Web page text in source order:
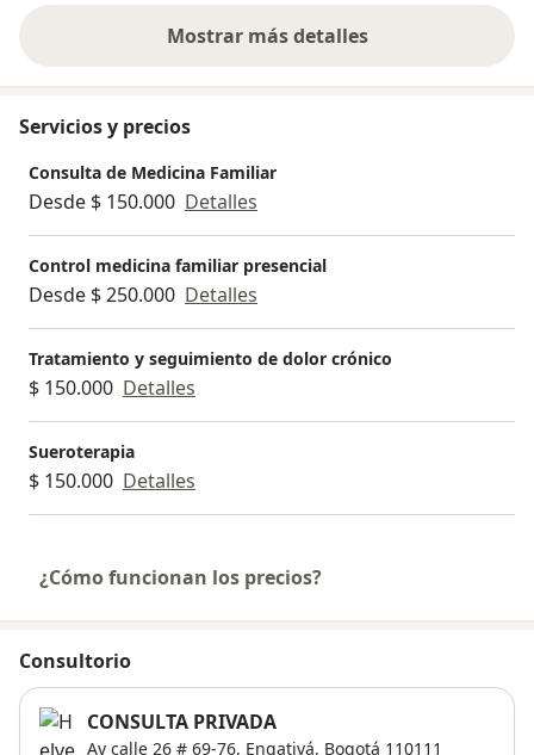
Mostrar más detalles
sobre la experiencia
Servicios y precios
Consulta de Medicina Familiar
Desde $ 150.000 Detalles
Control medicina familiar presencial
Desde $ 250.000 Detalles
Tratamiento y seguimiento de dolor crónico
$ 150.000 Detalles
Sueroterapia
$ 150.000 Detalles
¿Cómo funcionan los precios?
Consultorio
CONSULTA PRIVADA
Av calle 26 # 69-76, Engativá, Bogotá 110111